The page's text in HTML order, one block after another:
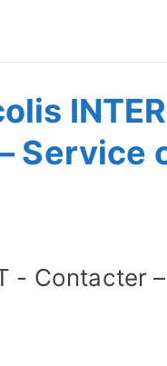
Service
- Contacter